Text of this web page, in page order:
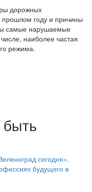
дорожных
году и причины
самые нарушаемые
наиболее частая
режима.
сегодня».
будущего в